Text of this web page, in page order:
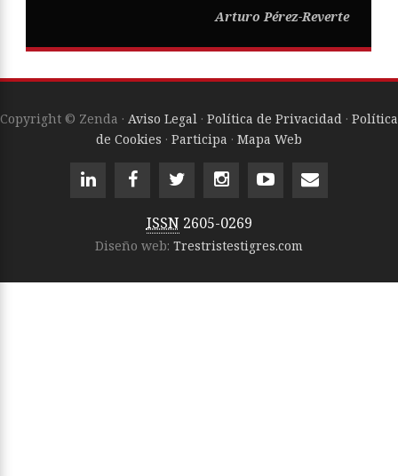
Arturo Pérez-Reverte
Copyright © Zenda · Aviso Legal · Política de Privacidad · Política
de Cookies · Participa · Mapa Web
ISSN 2605-0269
Diseño web: Trestristestigres.com